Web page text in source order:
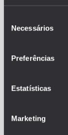
Necessários
Preferências
Estatísticas
Marketing
Social
Oficiais
fins